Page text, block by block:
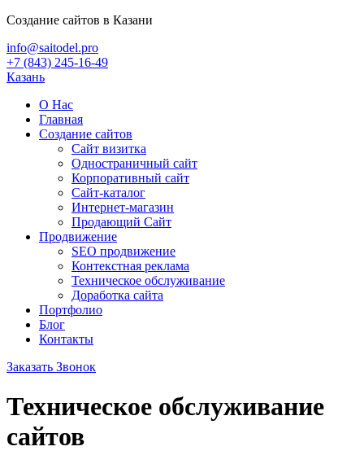
Создание сайтов в Казани
info@saitodel.pro
+7 (843) 245-16-49
Казань
О Нас
Главная
Создание сайтов
Сайт визитка
Одностраничный сайт
Корпоративный сайт
Сайт-каталог
Интернет-магазин
Продающий Сайт
Продвижение
SEO продвижение
Контекстная реклама
Техническое обслуживание
Доработка сайта
Портфолио
Блог
Контакты
Заказать Звонок
Техническое обслуживание
сайтов